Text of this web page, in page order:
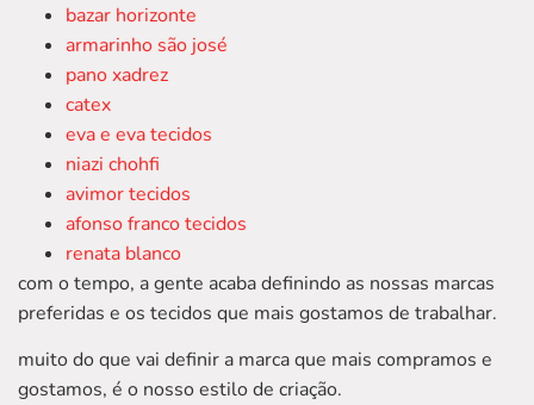
bazar horizonte
armarinho são josé
pano xadrez
catex
eva e eva tecidos
niazi chohfi
avimor tecidos
afonso franco tecidos
renata blanco
com o tempo, a gente acaba definindo as nossas marcas
preferidas e os tecidos que mais gostamos de trabalhar.
muito do que vai definir a marca que mais compramos e
gostamos, é o nosso estilo de criação.